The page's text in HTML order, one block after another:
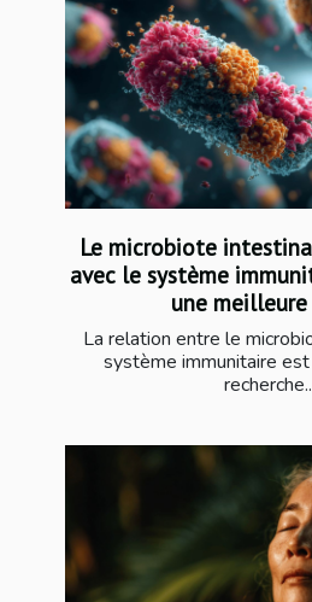
Le microbiote
avec le système
une
La relation entre le
système immunitaire